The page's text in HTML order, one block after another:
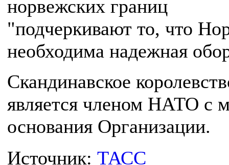
норвежских границ
"подчеркивают то, что
необходима надежная
Скандинавское
является членом НАТО с
основания Организации.
Источник: ТАСС